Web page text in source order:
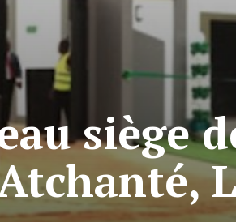
siège